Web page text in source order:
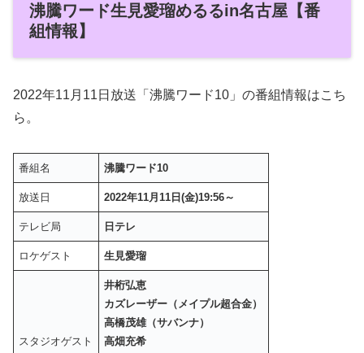
沸騰ワード生見愛瑠めるるin名古屋【番
組情報】
2022年11月11日放送「沸騰ワード10」の番組情報はこち
ら。
番組名 沸騰ワード10
放送日 2022年11月11日(金)19:56～
テレビ局 日テレ
ロケゲスト 生見愛瑠
スタジオゲスト
井桁弘恵
カズレーザー（メイプル超合金）
高橋茂雄（サバンナ）
高畑充希